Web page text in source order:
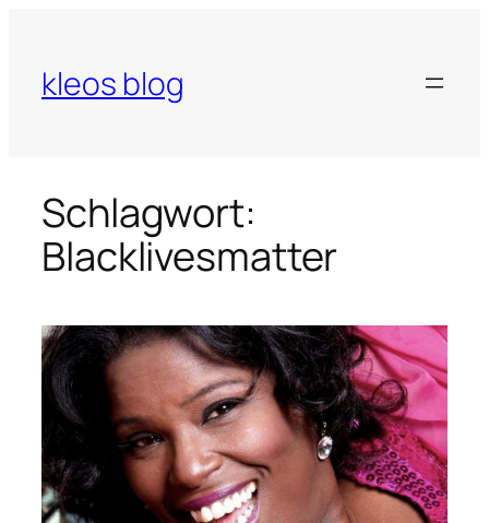
springen
kleos blog
Schlagwort:
Blacklivesmatter